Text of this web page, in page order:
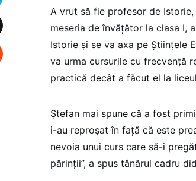
A vrut să fie profesor de
meseria de învățător la clasa I,
Istorie și se va axa pe Științele
va urma cursurile cu frecvență
practică decât a făcut el la
Ștefan mai spune că a fost
i-au reproșat în față că este
nevoia unui curs care să-i
părinții”, a spus tânărul cadru